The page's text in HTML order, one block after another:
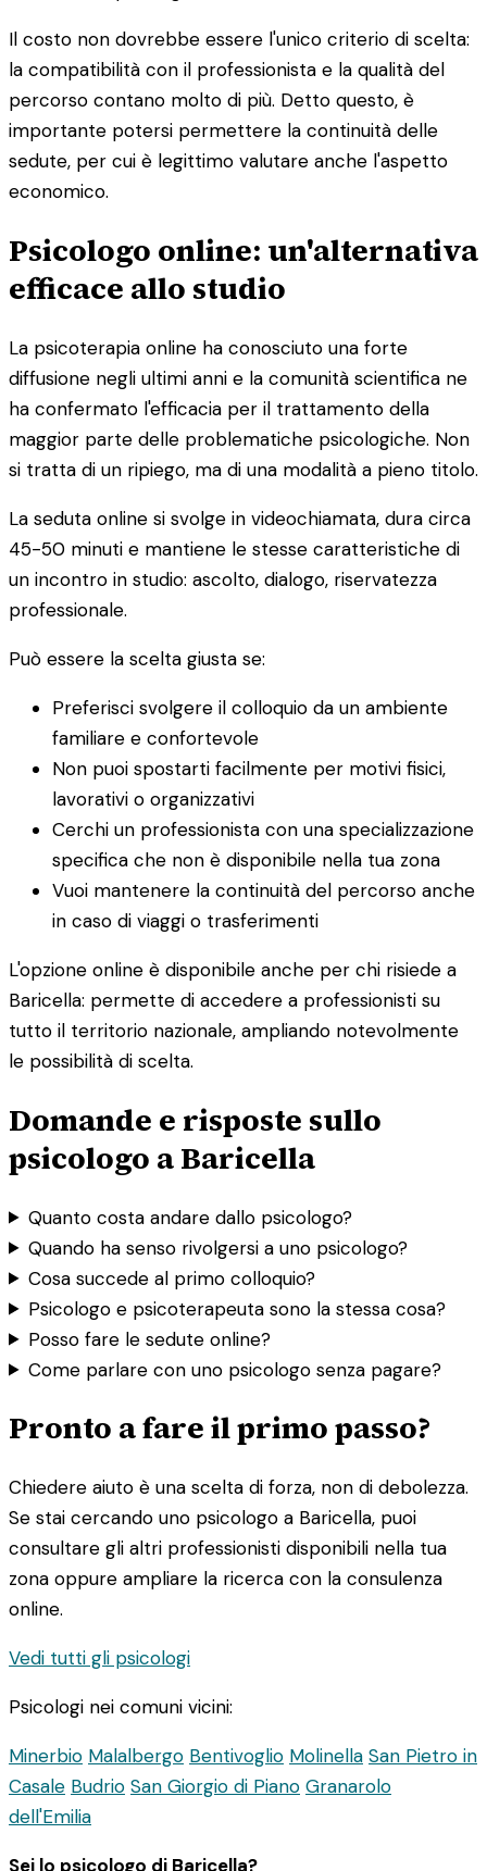
Il costo non dovrebbe essere l'unico criterio di scelta:
la compatibilità con il professionista e la qualità del
percorso contano molto di più. Detto questo, è
importante potersi permettere la continuità delle
sedute, per cui è legittimo valutare anche l'aspetto
economico.
Psicologo online: un'alternativa
efficace allo studio
La psicoterapia online ha conosciuto una forte
diffusione negli ultimi anni e la comunità scientifica ne
ha confermato l'efficacia per il trattamento della
maggior parte delle problematiche psicologiche. Non
si tratta di un ripiego, ma di una modalità a pieno titolo.
La seduta online si svolge in videochiamata, dura circa
45-50 minuti e mantiene le stesse caratteristiche di
un incontro in studio: ascolto, dialogo, riservatezza
professionale.
Può essere la scelta giusta se:
Preferisci svolgere il colloquio da un ambiente
familiare e confortevole
Non puoi spostarti facilmente per motivi fisici,
lavorativi o organizzativi
Cerchi un professionista con una specializzazione
specifica che non è disponibile nella tua zona
Vuoi mantenere la continuità del percorso anche
in caso di viaggi o trasferimenti
L'opzione online è disponibile anche per chi risiede a
Baricella: permette di accedere a professionisti su
tutto il territorio nazionale, ampliando notevolmente
le possibilità di scelta.
Domande e risposte sullo
psicologo a Baricella
Quanto costa andare dallo psicologo?
Quando ha senso rivolgersi a uno psicologo?
Cosa succede al primo colloquio?
Psicologo e psicoterapeuta sono la stessa cosa?
Posso fare le sedute online?
Come parlare con uno psicologo senza pagare?
Pronto a fare il primo passo?
Chiedere aiuto è una scelta di forza, non di debolezza.
Se stai cercando uno psicologo a Baricella, puoi
consultare gli altri professionisti disponibili nella tua
zona oppure ampliare la ricerca con la consulenza
online.
Vedi tutti gli psicologi
Psicologi nei comuni vicini:
Minerbio Malalbergo Bentivoglio Molinella San Pietro in
Casale Budrio San Giorgio di Piano Granarolo
dell'Emilia
Sei lo psicologo di Baricella?